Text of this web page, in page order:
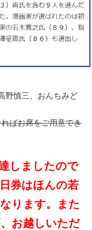
野慎三、おんちみど
ばお席をご用意でき
しましたので
券はほんの若
ります。また
お越しいただ